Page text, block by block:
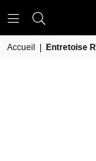
Accueil Entretoise